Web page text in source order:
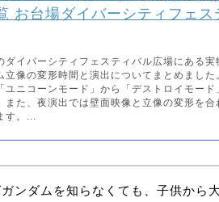
お台場ダイバーシティフェス
ダイバーシティフェスティバル広場にある実
立像の変形時間と演出についてまとめました
ユニコーンモード」から「デストロイモード
また、夜演出では壁面映像と立像の変形を合
す。...
ンダムを知らなくても、子供から